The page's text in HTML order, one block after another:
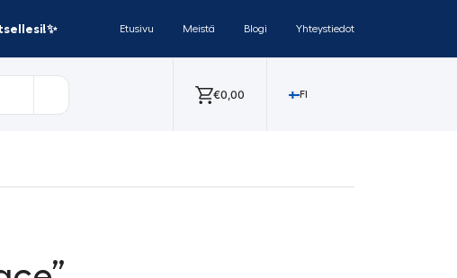
Etusivu Meistä Blogi Yhteystiedot
€0,00 FI